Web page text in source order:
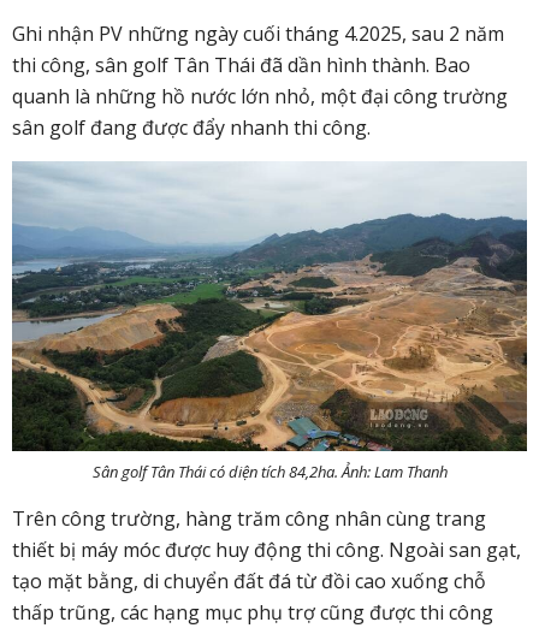
Ghi nhận PV những ngày cuối tháng 4.2025, sau 2 năm
thi công, sân golf Tân Thái đã dần hình thành. Bao
quanh là những hồ nước lớn nhỏ, một đại công trường
sân golf đang được đẩy nhanh thi công.
Sân golf Tân Thái có diện tích 84,2ha. Ảnh: Lam Thanh
Trên công trường, hàng trăm công nhân cùng trang
thiết bị máy móc được huy động thi công. Ngoài san gạt,
tạo mặt bằng, di chuyển đất đá từ đồi cao xuống chỗ
thấp trũng, các hạng mục phụ trợ cũng được thi công